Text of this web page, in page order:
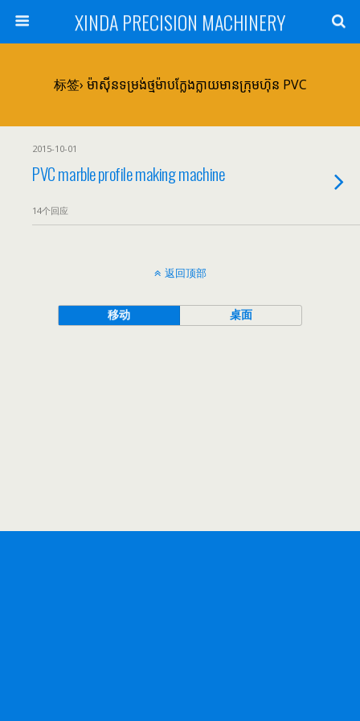
XINDA PRECISION MACHINERY
标签› ម៉ាស៊ីនទម្រង់ថ្មម៉ាបក្លែងក្លាយមានក្រុមហ៊ុន PVC
2015-10-01
PVC marble profile making machine
14个回应
返回顶部
移动 桌面